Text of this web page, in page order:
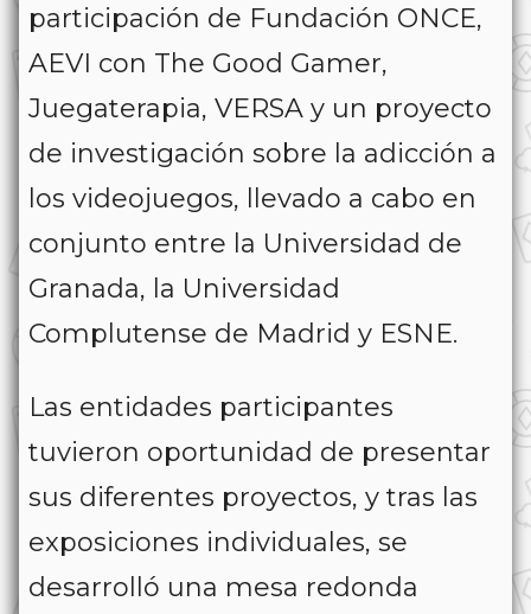
participación de Fundación ONCE,
AEVI con The Good Gamer,
Juegaterapia, VERSA y un proyecto
de investigación sobre la adicción a
los videojuegos, llevado a cabo en
conjunto entre la Universidad de
Granada, la Universidad
Complutense de Madrid y ESNE.
Las entidades participantes
tuvieron oportunidad de presentar
sus diferentes proyectos, y tras las
exposiciones individuales, se
desarrolló una mesa redonda